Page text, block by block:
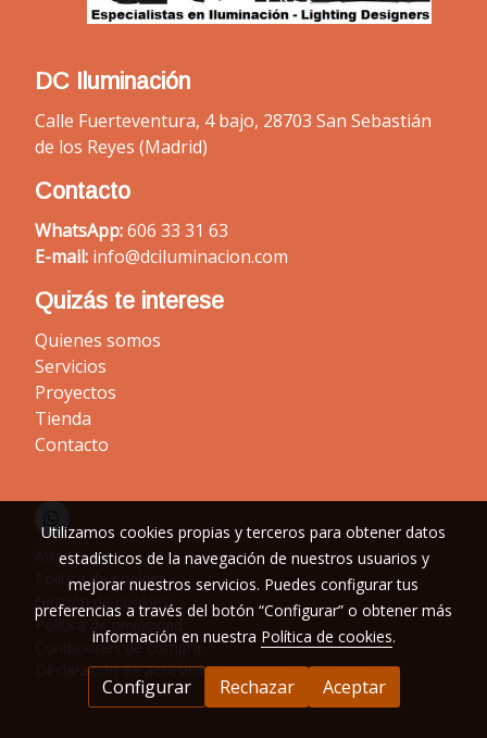
DC Iluminación
Calle Fuerteventura, 4 bajo, 28703 San Sebastián
de los Reyes (Madrid)
Contacto
WhatsApp:606 33 31 63
E-mail: info@dciluminacion.com
Quizás te interese
Quienes somos
Servicios
Proyectos
Tienda
Contacto
Aviso legal
Política de cookies
Gestión de cookies
Política de privacidad
Condiciones de compra
Declaración de accesibilidad
Utilizamos cookies propias y terceros para obtener datos
estadísticos de la navegación de nuestros usuarios y
mejorar nuestros servicios. Puedes configurar tus
preferencias a través del botón “Configurar” o obtener más
información en nuestra Política de cookies.
Configurar Rechazar Aceptar